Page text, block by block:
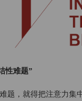
性难题”
题，就得把注意力集